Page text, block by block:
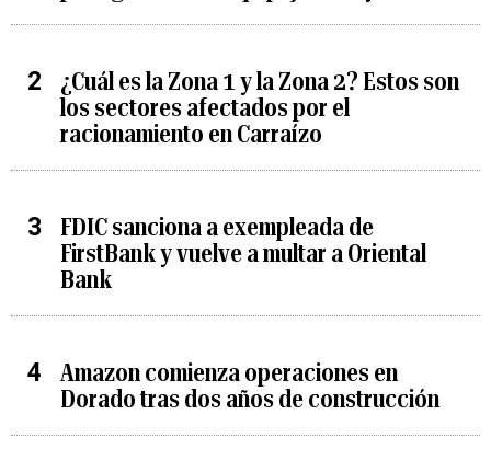
¿Cuál es la Zona 1 y la Zona 2? Estos son
los sectores afectados por el
racionamiento en Carraízo
FDIC sanciona a exempleada de
FirstBank y vuelve a multar a Oriental
Bank
Amazon comienza operaciones en
Dorado tras dos años de construcción